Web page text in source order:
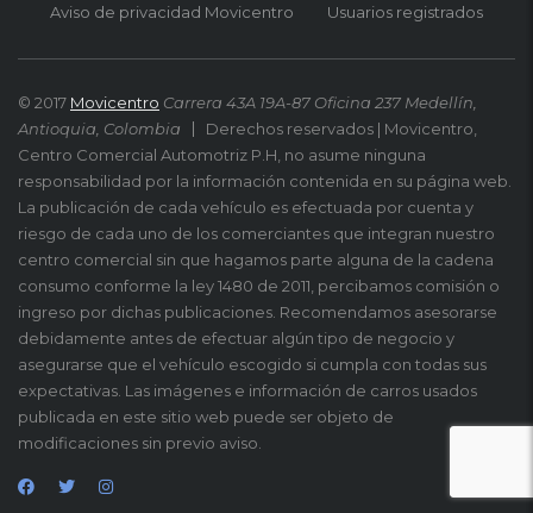
Aviso de privacidad Movicentro
Usuarios registrados
© 2017 Movicentro Carrera 43A 19A-87 Oficina 237 Medellín,
Antioquia, Colombia
Derechos reservados | Movicentro,
Centro Comercial Automotriz P.H, no asume ninguna
responsabilidad por la información contenida en su página web.
La publicación de cada vehículo es efectuada por cuenta y
riesgo de cada uno de los comerciantes que integran nuestro
centro comercial sin que hagamos parte alguna de la cadena
consumo conforme la ley 1480 de 2011, percibamos comisión o
ingreso por dichas publicaciones. Recomendamos asesorarse
debidamente antes de efectuar algún tipo de negocio y
asegurarse que el vehículo escogido si cumpla con todas sus
expectativas. Las imágenes e información de carros usados
publicada en este sitio web puede ser objeto de
modificaciones sin previo aviso.